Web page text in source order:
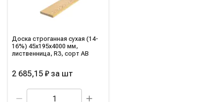
Доска строганная сухая (14-
16%) 45х195х4000 мм,
лиственница, R3, сорт AB
2 685,15 ₽ за шт